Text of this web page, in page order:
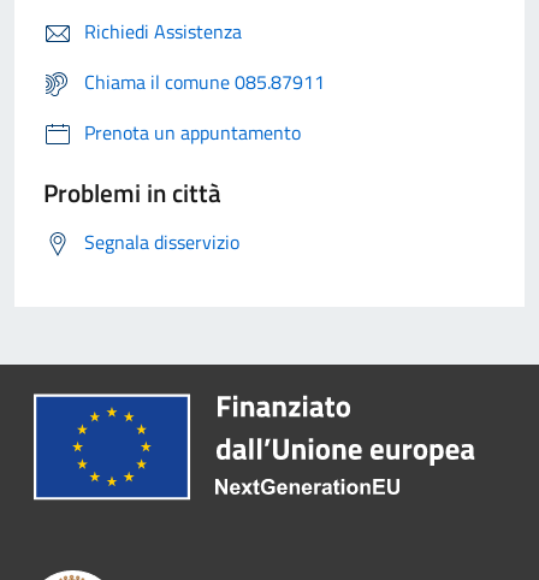
Richiedi Assistenza
Chiama il comune 085.87911
Prenota un appuntamento
Problemi in città
Segnala disservizio